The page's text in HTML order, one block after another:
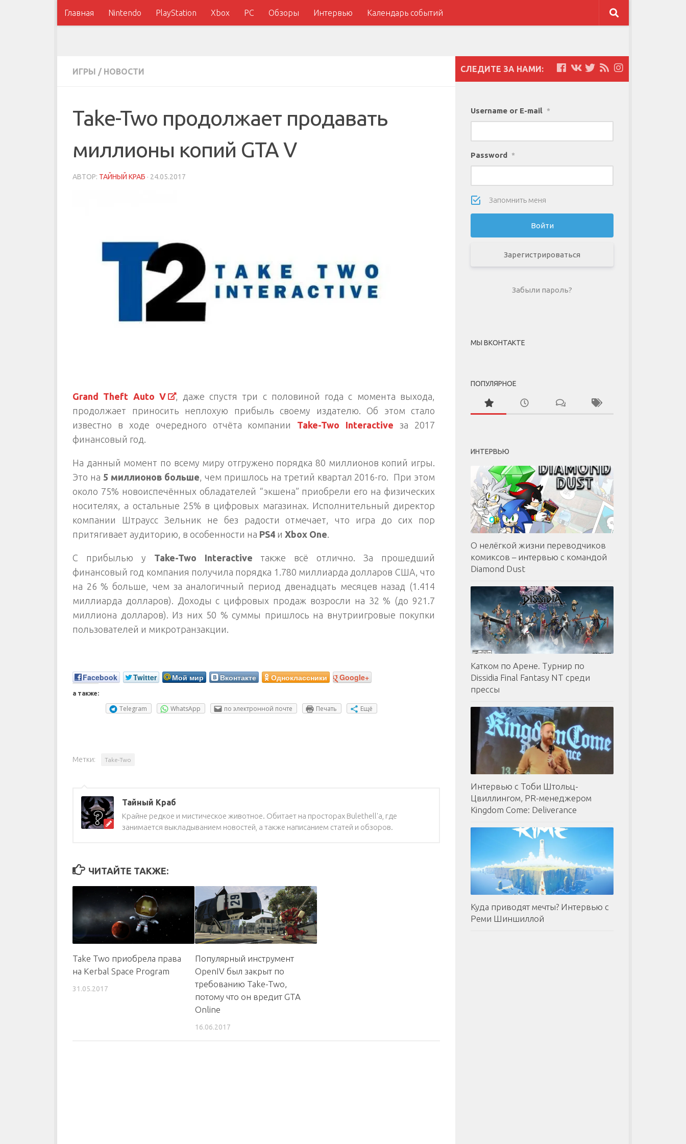
Главная Nintendo PlayStation Xbox PC Обзоры Интервью Календарь событий
ИГРЫ / НОВОСТИ
Take-Two продолжает продавать
миллионы копий GTA V
АВТОР: ТАЙНЫЙ КРАБ · 24.05.2017
Grand Theft Auto V
, даже спустя три с половиной года с момента выхода,
продолжает приносить неплохую прибыль своему издателю. Об этом стало
известно в ходе очередного отчёта компании Take-Two Interactive за 2017
финансовый год.
На данный момент по всему миру отгружено порядка 80 миллионов копий игры.
Это на 5 миллионов больше , чем пришлось на третий квартал 2016-го. При этом
около 75% новоиспечённых обладателей “экшена” приобрели его на физических
носителях, а остальные 25% в цифровых магазинах. Исполнительный директор
компании Штраусс Зельник не без радости отмечает, что игра до сих пор
притягивает аудиторию, в особенности на PS4 и Xbox One
С прибылью у Take-Two Interactive также всё отлично. За прошедший
финансовый год компания получила порядка 1.780 миллиарда долларов США, что
на 26 % больше, чем за аналогичный период двенадцать месяцев назад (1.414
миллиарда долларов). Доходы с цифровых продаж возросли на 32 % (до 921.7
миллиона долларов). Из них 50 % суммы пришлось на внутриигровые покупки
пользователей и микротранзакции.
Facebook Twitter Мой мир Вконтакте Одноклассники Google+
а также:
Telegram WhatsApp по электронной почте Печать Ещё
Метки: Take-Two
Тайный Краб
Крайне редкое и мистическое животное. Обитает на просторах Bulethell'a, где
занимается выкладыванием новостей, а также написанием статей и обзоров.
ЧИТАЙТЕ ТАКЖЕ:
Take Two приобрела права
на Kerbal Space Program
31.05.2017
Популярный инструмент
OpenIV был закрыт по
требованию Take-Two,
потому что он вредит GTA
Online
16.06.2017
СЛЕДИТЕ ЗА НАМИ:
Username or E-mail *
Password *
Запомнить меня
Зарегистрироваться
Забыли пароль?
МЫ ВКОНТАКТЕ
ПОПУЛЯРНОЕ
ИНТЕРВЬЮ
О нелёгкой жизни переводчиков
комиксов – интервью с командой
Diamond Dust
Катком по Арене. Турнир по
Dissidia Final Fantasy NT среди
прессы
Интервью с Тоби Штольц-
Цвиллингом, PR-менеджером
Kingdom Come: Deliverance
Куда приводят мечты? Интервью с
Реми Шиншиллой